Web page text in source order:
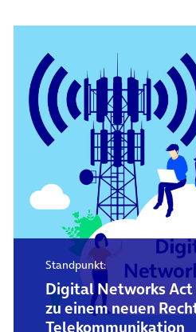
Standpunkt:
Digital Networks Act
zu einem neuen
Telekommunikation